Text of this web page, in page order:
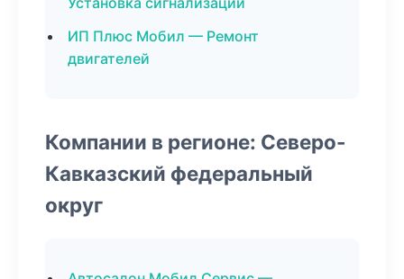
ИП Плюс Мобил — Ремонт
двигателей
Компании в регионе: Северо-
Кавказский федеральный
округ